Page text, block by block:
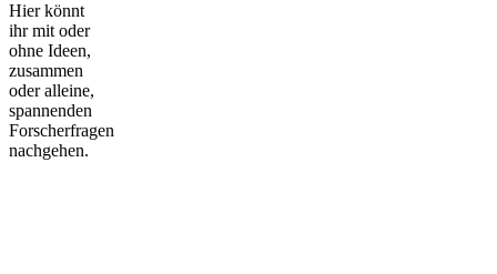
Hier könnt
ihr mit oder
ohne Ideen,
zusammen
oder alleine,
spannenden
Forscherfragen
nachgehen.